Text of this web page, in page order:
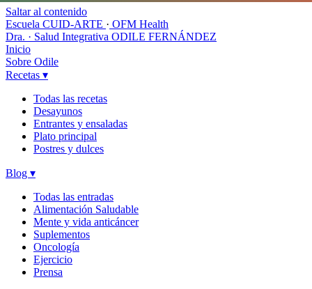
Saltar al contenido
Escuela CUID-ARTE · OFM Health
Dra. · Salud Integrativa ODILE FERNÁNDEZ
Inicio
Sobre Odile
Recetas ▾
Todas las recetas
Desayunos
Entrantes y ensaladas
Plato principal
Postres y dulces
Blog ▾
Todas las entradas
Alimentación Saludable
Mente y vida anticáncer
Suplementos
Oncología
Ejercicio
Prensa